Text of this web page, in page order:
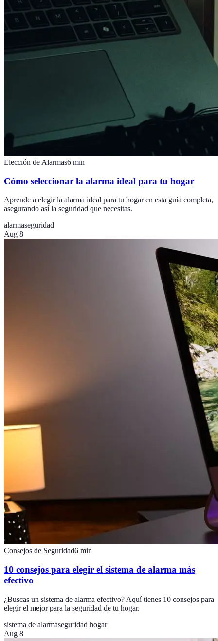
Elección de Alarmas6 min
Cómo seleccionar la alarma ideal para tu hogar
Aprende a elegir la alarma ideal para tu hogar en esta guía completa,
asegurando así la seguridad que necesitas.
alarmaseguridad
Aug 8
Consejos de Seguridad6 min
10 consejos para elegir el sistema de alarma más
efectivo
¿Buscas un sistema de alarma efectivo? Aquí tienes 10 consejos para
elegir el mejor para la seguridad de tu hogar.
sistema de alarmaseguridad hogar
Aug 8